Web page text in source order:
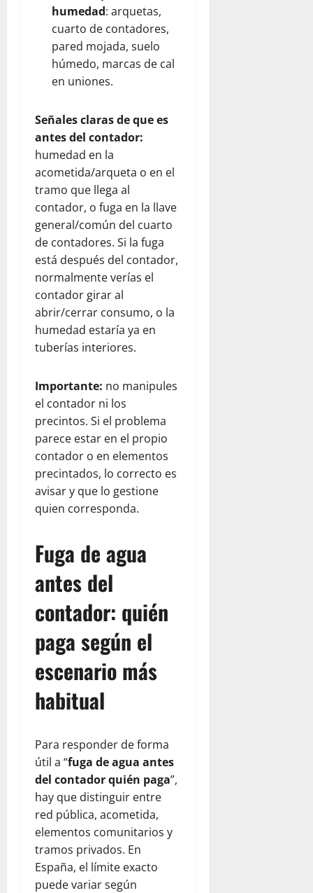
humedad: arquetas,
cuarto de contadores,
pared mojada, suelo
húmedo, marcas de cal
en uniones.
Señales claras de que es
antes del contador:
humedad en la
acometida/arqueta o en el
tramo que llega al
contador, o fuga en la llave
general/común del cuarto
de contadores. Si la fuga
está después del contador,
normalmente verías el
contador girar al
abrir/cerrar consumo, o la
humedad estaría ya en
tuberías interiores.
Importante: no manipules
el contador ni los
precintos. Si el problema
parece estar en el propio
contador o en elementos
precintados, lo correcto es
avisar y que lo gestione
quien corresponda.
Fuga de agua
antes del
contador: quién
paga según el
escenario más
habitual
Para responder de forma
útil a “fuga de agua antes
del contador quién paga”,
hay que distinguir entre
red pública, acometida,
elementos comunitarios y
tramos privados. En
España, el límite exacto
puede variar según